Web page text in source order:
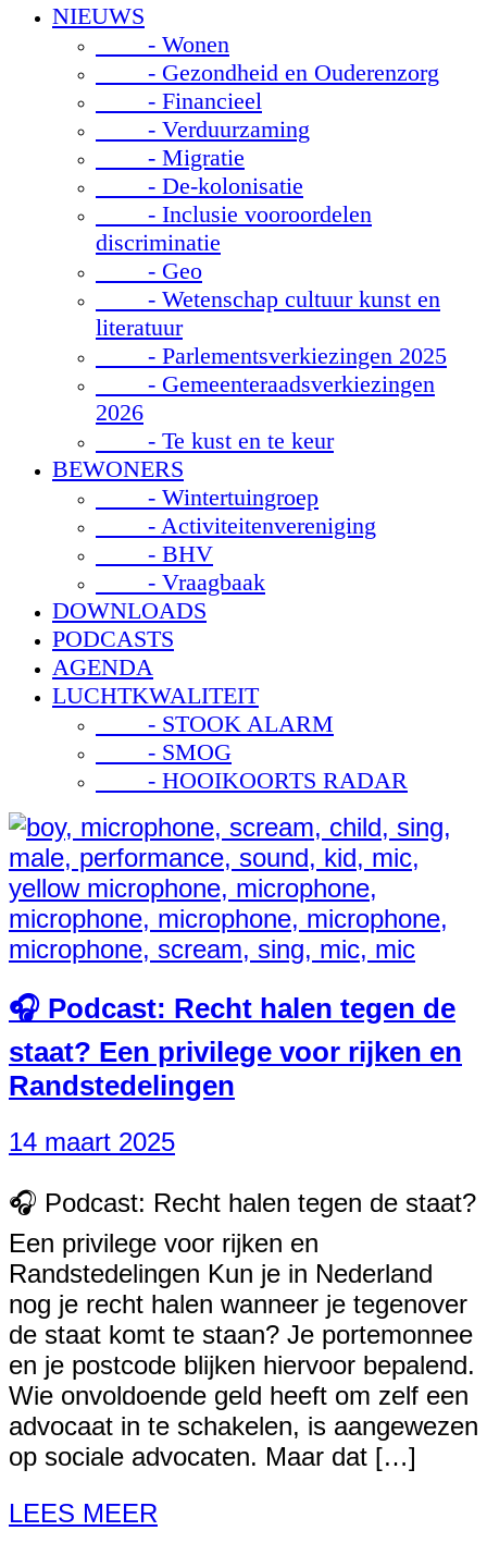
NIEUWS
- Wonen
- Gezondheid en Ouderenzorg
- Financieel
- Verduurzaming
- Migratie
- De-kolonisatie
- Inclusie vooroordelen
discriminatie
- Geo
- Wetenschap cultuur kunst en
literatuur
- Parlementsverkiezingen 2025
- Gemeenteraadsverkiezingen
2026
- Te kust en te keur
BEWONERS
- Wintertuingroep
- Activiteitenvereniging
- BHV
- Vraagbaak
DOWNLOADS
PODCASTS
AGENDA
LUCHTKWALITEIT
- STOOK ALARM
- SMOG
- HOOIKOORTS RADAR
🎧 Podcast: Recht halen tegen de
staat? Een privilege voor rijken en
Randstedelingen
14 maart 2025
🎧 Podcast: Recht halen tegen de staat?
Een privilege voor rijken en
Randstedelingen Kun je in Nederland
nog je recht halen wanneer je tegenover
de staat komt te staan? Je portemonnee
en je postcode blijken hiervoor bepalend.
Wie onvoldoende geld heeft om zelf een
advocaat in te schakelen, is aangewezen
op sociale advocaten. Maar dat […]
LEES MEER